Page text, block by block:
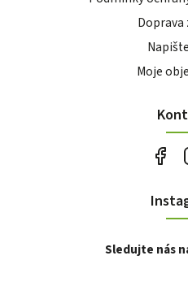
Doprava
Moje
Sledujte nás